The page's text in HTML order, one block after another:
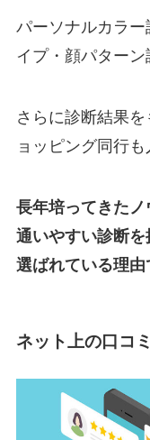
パーソナルカラ
イプ・顔パターン
さらに診断結果
ョッピング同行も
長年培ってきた
通いやすい診断
選ばれている理由
ネット上の口コミ